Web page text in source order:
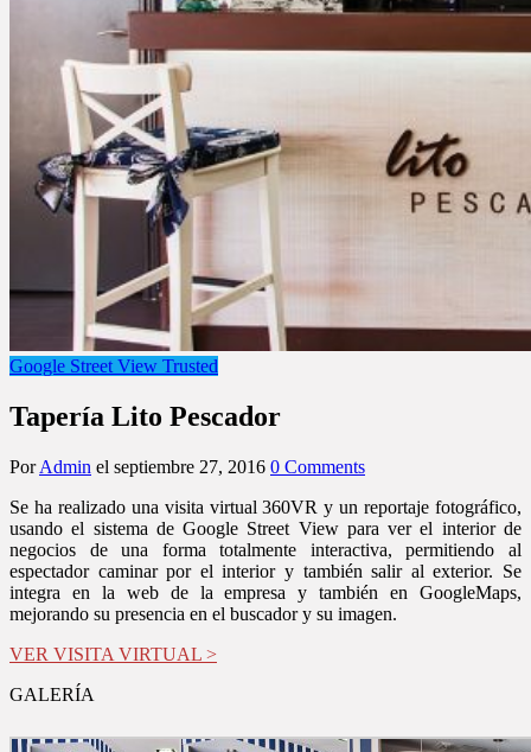
Google Street View Trusted
Tapería Lito Pescador
PorAdmin el septiembre 27, 2016 0 Comments
Se ha realizado una visita virtual 360VR y un reportaje fotográfico,
usando el sistema de Google Street View para ver el interior de
negocios de una forma totalmente interactiva, permitiendo al
espectador caminar por el interior y también salir al exterior. Se
integra en la web de la empresa y también en GoogleMaps,
mejorando su presencia en el buscador y su imagen.
VER VISITA VIRTUAL >
GALERÍA